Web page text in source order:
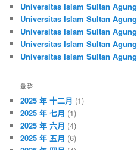
Universitas Islam Sultan Agung
Universitas Islam Sultan Agung
Universitas Islam Sultan Agung
Universitas Islam Sultan Agung
Universitas Islam Sultan Agung
彙整
2025 年 十二月 (1)
2025 年 七月 (1)
2025 年 六月 (4)
2025 年 五月 (6)